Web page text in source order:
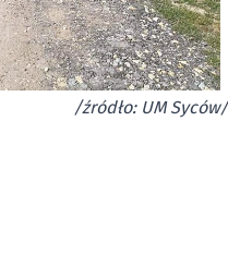
/źródło: UM Syców/